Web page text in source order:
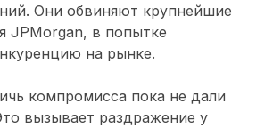
Они обвиняют крупнейшие
JPMorgan, в попытке
на рынке.
компромисса пока не дали
вызывает раздражение у